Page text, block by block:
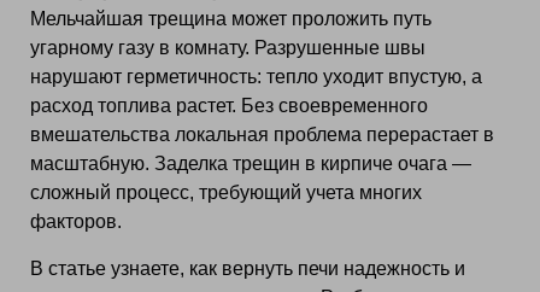
Мельчайшая трещина может проложить путь
угарному газу в комнату. Разрушенные швы
нарушают герметичность: тепло уходит впустую, а
расход топлива растет. Без своевременного
вмешательства локальная проблема перерастает в
масштабную. Заделка трещин в кирпиче очага —
сложный процесс, требующий учета многих
факторов.
В статье узнаете, как вернуть печи надежность и